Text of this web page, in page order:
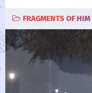
FRAGMENTS OF HIM